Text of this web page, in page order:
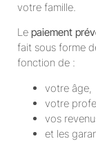
votre famille.
Le paiement
fait sous forme
fonction de :
votre âge,
votre
vos
et les